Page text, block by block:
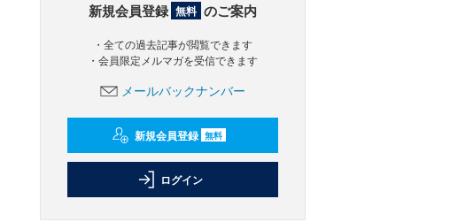
新規会員登録 無料 のご案内
・全ての過去記事が閲覧できます
・会員限定メルマガを受信できます
メールバックナンバー
新規会員登録 無料
ログイン